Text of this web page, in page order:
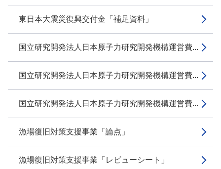
東日本大震災復興交付金「補足資料」
国立研究開発法人日本原子力研究開発機構運営費...
国立研究開発法人日本原子力研究開発機構運営費...
国立研究開発法人日本原子力研究開発機構運営費...
漁場復旧対策支援事業「論点」
漁場復旧対策支援事業「レビューシート」